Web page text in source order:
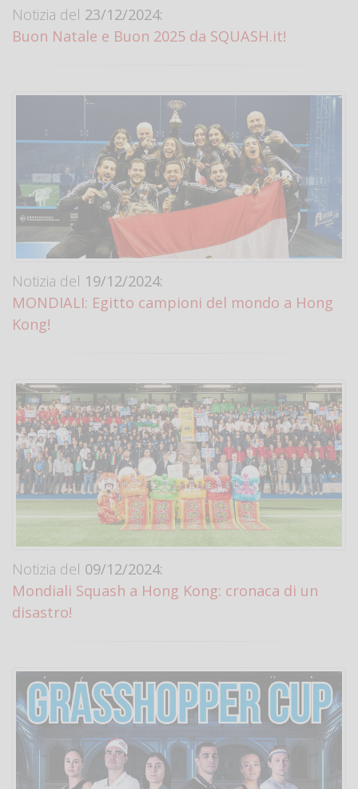
Notizia del 23/12/2024:
Buon Natale e Buon 2025 da SQUASH.it!
Notizia del 19/12/2024:
MONDIALI: Egitto campioni del mondo a Hong
Kong!
Notizia del 09/12/2024:
Mondiali Squash a Hong Kong: cronaca di un
disastro!